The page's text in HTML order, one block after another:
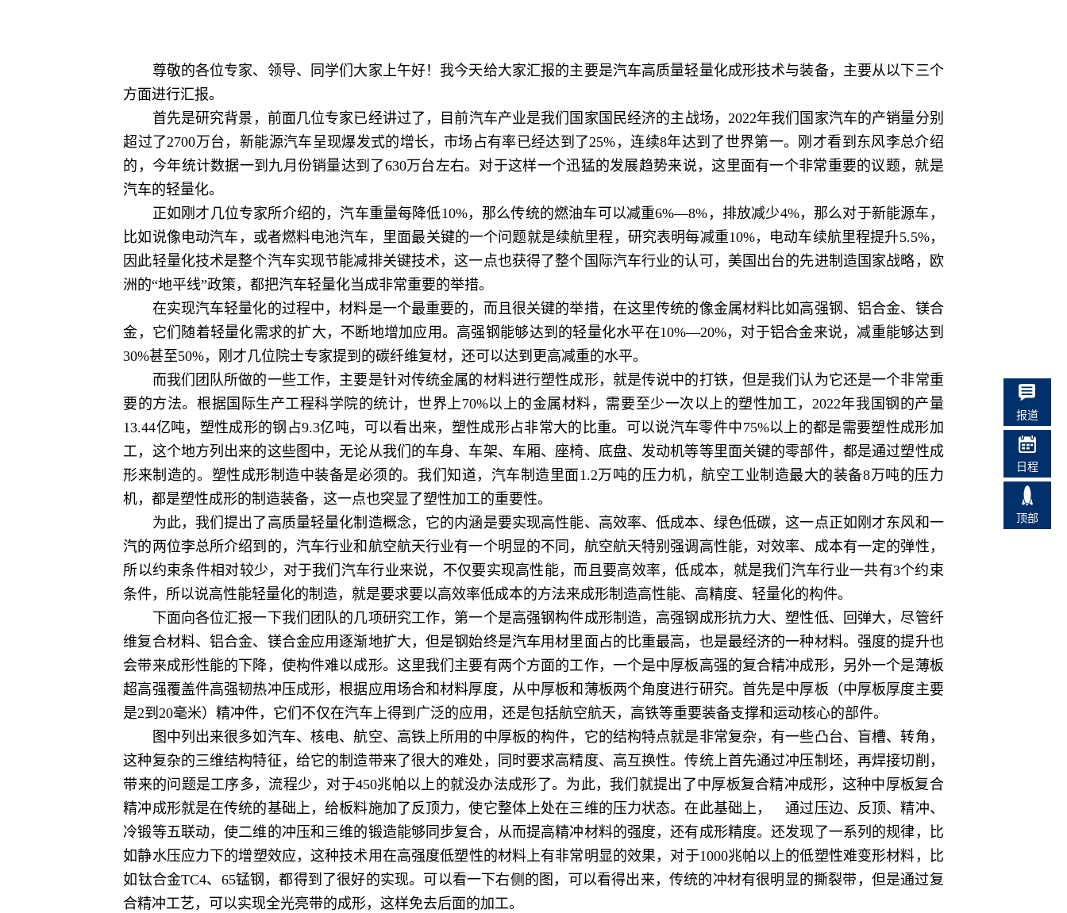
尊敬的各位专家、领导、同学们大家上午好！我今天给大家汇报的主要是汽车高质量轻量化成形技术与装备，主要从以下三个
方面进行汇报。
首先是研究背景，前面几位专家已经讲过了，目前汽车产业是我们国家国民经济的主战场，2022年我们国家汽车的产销量分别
超过了2700万台，新能源汽车呈现爆发式的增长，市场占有率已经达到了25%，连续8年达到了世界第一。刚才看到东风李总介绍
的，今年统计数据一到九月份销量达到了630万台左右。对于这样一个迅猛的发展趋势来说，这里面有一个非常重要的议题，就是
汽车的轻量化。
正如刚才几位专家所介绍的，汽车重量每降低10%，那么传统的燃油车可以减重6%—8%，排放减少4%，那么对于新能源车，
比如说像电动汽车，或者燃料电池汽车，里面最关键的一个问题就是续航里程，研究表明每减重10%，电动车续航里程提升5.5%，
因此轻量化技术是整个汽车实现节能减排关键技术，这一点也获得了整个国际汽车行业的认可，美国出台的先进制造国家战略，欧
洲的“地平线”政策，都把汽车轻量化当成非常重要的举措。
在实现汽车轻量化的过程中，材料是一个最重要的，而且很关键的举措，在这里传统的像金属材料比如高强钢、铝合金、镁合
金，它们随着轻量化需求的扩大，不断地增加应用。高强钢能够达到的轻量化水平在10%—20%，对于铝合金来说，减重能够达到
30%甚至50%，刚才几位院士专家提到的碳纤维复材，还可以达到更高减重的水平。
而我们团队所做的一些工作，主要是针对传统金属的材料进行塑性成形，就是传说中的打铁，但是我们认为它还是一个非常重
要的方法。根据国际生产工程科学院的统计，世界上70%以上的金属材料，需要至少一次以上的塑性加工，2022年我国钢的产量
13.44亿吨，塑性成形的钢占9.3亿吨，可以看出来，塑性成形占非常大的比重。可以说汽车零件中75%以上的都是需要塑性成形加
工，这个地方列出来的这些图中，无论从我们的车身、车架、车厢、座椅、底盘、发动机等等里面关键的零部件，都是通过塑性成
形来制造的。塑性成形制造中装备是必须的。我们知道，汽车制造里面1.2万吨的压力机，航空工业制造最大的装备8万吨的压力
机，都是塑性成形的制造装备，这一点也突显了塑性加工的重要性。
为此，我们提出了高质量轻量化制造概念，它的内涵是要实现高性能、高效率、低成本、绿色低碳，这一点正如刚才东风和一
汽的两位李总所介绍到的，汽车行业和航空航天行业有一个明显的不同，航空航天特别强调高性能，对效率、成本有一定的弹性，
所以约束条件相对较少，对于我们汽车行业来说，不仅要实现高性能，而且要高效率，低成本，就是我们汽车行业一共有3个约束
条件，所以说高性能轻量化的制造，就是要求要以高效率低成本的方法来成形制造高性能、高精度、轻量化的构件。
下面向各位汇报一下我们团队的几项研究工作，第一个是高强钢构件成形制造，高强钢成形抗力大、塑性低、回弹大，尽管纤
维复合材料、铝合金、镁合金应用逐渐地扩大，但是钢始终是汽车用材里面占的比重最高，也是最经济的一种材料。强度的提升也
会带来成形性能的下降，使构件难以成形。这里我们主要有两个方面的工作，一个是中厚板高强的复合精冲成形，另外一个是薄板
超高强覆盖件高强韧热冲压成形，根据应用场合和材料厚度，从中厚板和薄板两个角度进行研究。首先是中厚板（中厚板厚度主要
是2到20毫米）精冲件，它们不仅在汽车上得到广泛的应用，还是包括航空航天，高铁等重要装备支撑和运动核心的部件。
图中列出来很多如汽车、核电、航空、高铁上所用的中厚板的构件，它的结构特点就是非常复杂，有一些凸台、盲槽、转角，
这种复杂的三维结构特征，给它的制造带来了很大的难处，同时要求高精度、高互换性。传统上首先通过冲压制坯，再焊接切削，
带来的问题是工序多，流程少，对于450兆帕以上的就没办法成形了。为此，我们就提出了中厚板复合精冲成形，这种中厚板复合
精冲成形就是在传统的基础上，给板料施加了反顶力，使它整体上处在三维的压力状态。在此基础上， 通过压边、反顶、精冲、
冷锻等五联动，使二维的冲压和三维的锻造能够同步复合，从而提高精冲材料的强度，还有成形精度。还发现了一系列的规律，比
如静水压应力下的增塑效应，这种技术用在高强度低塑性的材料上有非常明显的效果，对于1000兆帕以上的低塑性难变形材料，比
如钛合金TC4、65锰钢，都得到了很好的实现。可以看一下右侧的图，可以看得出来，传统的冲材有很明显的撕裂带，但是通过复
合精冲工艺，可以实现全光亮带的成形，这样免去后面的加工。
报道
日程
顶部